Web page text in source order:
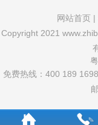
网站首页 |
Copyright 2021
免费热线：400 189